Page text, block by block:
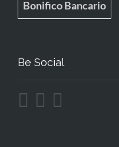
Bonifico Bancario
Be Social